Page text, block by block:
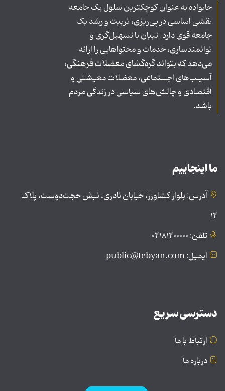
خانواده به عنوان کوچکترین سلول یک جامعه
نقشی اساسی در پی‌ریزی، تربیت و رشد یک
جامعه قوی دارد. تبیان با تسهیل‌گری و
توانمندسازی، خدمات و محتواهایی را ارائه
می‌دهد که بتواند گره‌گشای معضلات فرهنگی،
آسیـب‌های اجــتماعی، معضلات معیشتی و
اقتصادی و چالش‌های سیاسی در زندگی مردم
باشد.
ما اینجاییم
آدرس: بلوار کشاورز، خیابان نادری، نبش حجت‌دوست، پلاک
۱۲
تلفن: ۰۲۱۸۱۲۰۰۰۰۰
ایمیل: public@tebyan.com
دسترسی سریع
ارتباط با ما
درباره ما